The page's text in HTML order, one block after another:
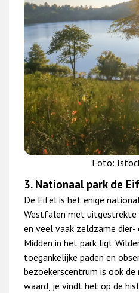
Foto:
3. Nationaal park de
De Eifel is het enige
Westfalen met uitgestrekte
en veel vaak zeldzame
Midden in het park ligt
toegankelijke paden en
bezoekerscentrum is ook
waard, je vindt het op de